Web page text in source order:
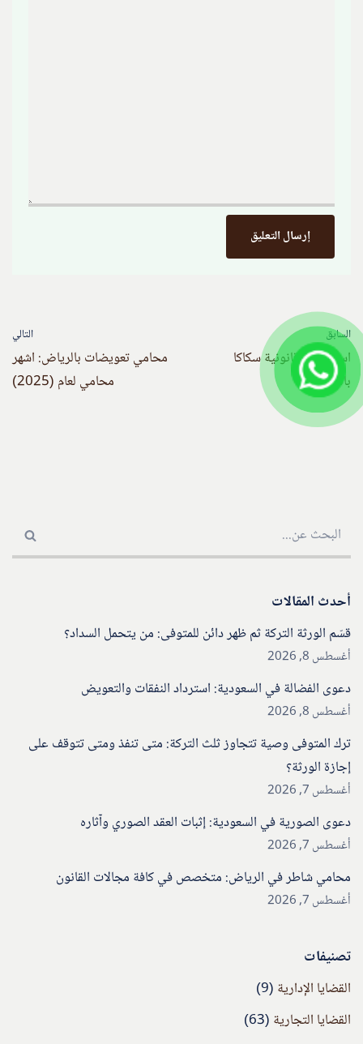
السابق
استشارات قانونية سكاكا
بالسعودية
التالي
محامي تعويضات بالرياض: اشهر
محامي لعام (2025)
أحدث المقالات
قسّم الورثة التركة ثم ظهر دائن للمتوفى: من يتحمل السداد؟
أغسطس 8, 2026
دعوى الفضالة في السعودية: استرداد النفقات والتعويض
أغسطس 8, 2026
ترك المتوفى وصية تتجاوز ثلث التركة: متى تنفذ ومتى تتوقف على
إجازة الورثة؟
أغسطس 7, 2026
دعوى الصورية في السعودية: إثبات العقد الصوري وآثاره
أغسطس 7, 2026
محامي شاطر في الرياض: متخصص في كافة مجالات القانون
أغسطس 7, 2026
تصنيفات
القضايا الإدارية (9)
القضايا التجارية (63)